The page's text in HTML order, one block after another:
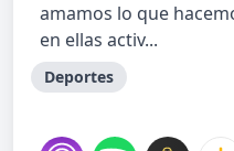
amamos lo que
en ellas activ...
Deportes